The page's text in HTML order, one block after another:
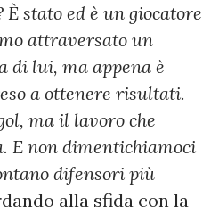
stato ed è un giocatore
attraversato un
di lui, ma appena è
a ottenere risultati.
ma il lavoro che
E non dimentichiamoci
difensori più
alla sfida con la